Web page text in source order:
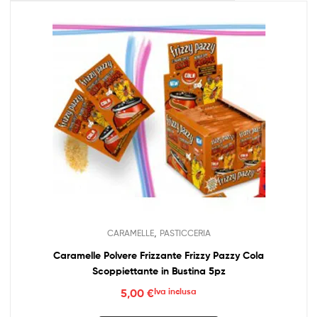
CARAMELLE, PASTICCERIA
Caramelle Polvere Frizzante Frizzy Pazzy Cola
Scoppiettante in Bustina 5pz
5,00 €Iva inclusa